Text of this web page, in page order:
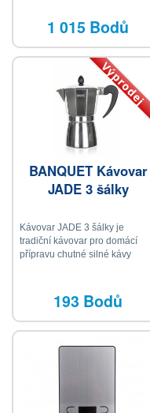
1 015 Bodů
Výprodej
BANQUET Kávovar
JADE 3 šálky
Kávovar JADE 3 šálky je
tradiční kávovar pro domácí
přípravu chutné silné kávy
193 Bodů